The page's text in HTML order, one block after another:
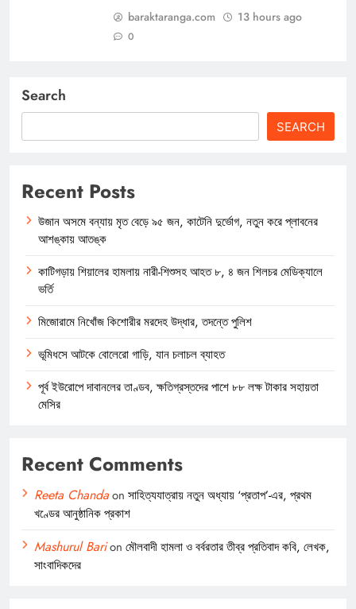
baraktaranga.com 13 hours ago
0
Search
SEARCH
Recent Posts
উজান অসমে বন্যায় মৃত বেড়ে ৯৫ জন, কাটেনি দুর্ভোগ, নতুন করে প্লাবনের
আশঙ্কায় আতঙ্ক
কাটিগড়ায় শিয়ালের হামলায় নারী-শিশুসহ আহত ৮, ৪ জন শিলচর মেডিক্যালে
ভর্তি
মিজোরামে নিখোঁজ কিশোরীর মরদেহ উদ্ধার, তদন্তে পুলিশ
ভূমিধসে আটকে বোলেরো গাড়ি, যান চলাচল ব্যাহত
পূর্ব ইউরোপে দাবানলের তাণ্ডব, ক্ষতিগ্রস্তদের পাশে ৮৮ লক্ষ টাকার সহায়তা
মেসির
Recent Comments
Reeta Chandaon সাহিত্যযাত্রায় নতুন অধ্যায় ‘প্রতাপ’-এর, প্রথম
খণ্ডের আনুষ্ঠানিক প্রকাশ
Mashurul Barion মৌলবাদী হামলা ও বর্বরতার তীব্র প্রতিবাদ কবি, লেখক,
সাংবাদিকদের